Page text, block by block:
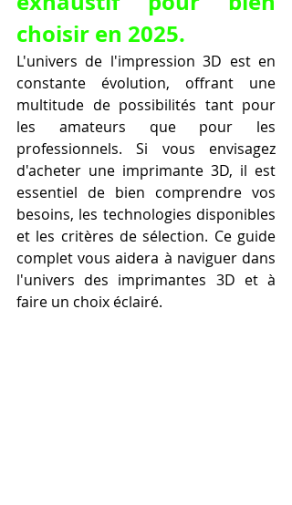
choisir en 2025.
L'univers de l'impression 3D est en
constante évolution, offrant une
multitude de possibilités tant pour
les amateurs que pour les
professionnels. Si vous envisagez
d'acheter une imprimante 3D, il est
essentiel de bien comprendre vos
besoins, les technologies disponibles
et les critères de sélection. Ce guide
complet vous aidera à naviguer dans
l'univers des imprimantes 3D et à
faire un choix éclairé.